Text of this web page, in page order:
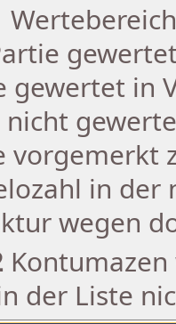
gewertet in
nicht
vorgemerkt
in
wegen
der Liste